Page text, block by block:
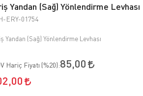
Yandan (Sağ) Yönlendirme Levhası
ERY-01754
Yandan (Sağ) Yönlendirme Levhası
Hariç Fiyatı (%20):85,00